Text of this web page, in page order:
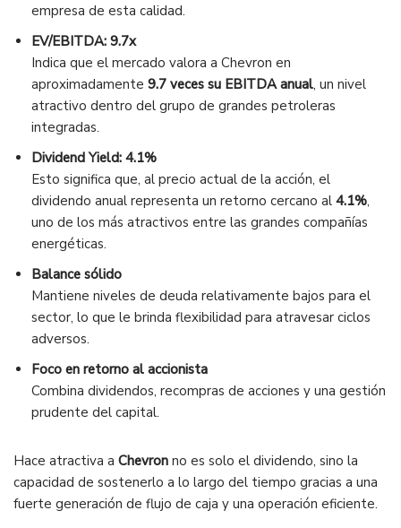
empresa de esta calidad.
EV/EBITDA: 9.7x
Indica que el mercado valora a Chevron en
aproximadamente 9.7 veces su EBITDA anual, un nivel
atractivo dentro del grupo de grandes petroleras
integradas.
Dividend Yield: 4.1%
Esto significa que, al precio actual de la acción, el
dividendo anual representa un retorno cercano al 4.1%,
uno de los más atractivos entre las grandes compañías
energéticas.
Balance sólido
Mantiene niveles de deuda relativamente bajos para el
sector, lo que le brinda flexibilidad para atravesar ciclos
adversos.
Foco en retorno al accionista
Combina dividendos, recompras de acciones y una gestión
prudente del capital.
Hace atractiva a Chevron no es solo el dividendo, sino la
capacidad de sostenerlo a lo largo del tiempo gracias a una
fuerte generación de flujo de caja y una operación eficiente.